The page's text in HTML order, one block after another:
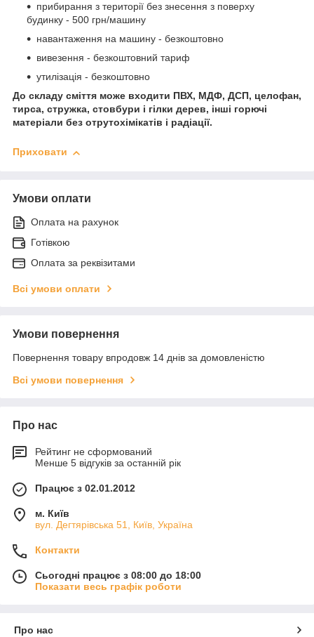
прибирання з території без знесення з поверху
будинку - 500 грн/машину
навантаження на машину - безкоштовно
вивезення - безкоштовний тариф
утилізація - безкоштовно
До складу сміття може входити ПВХ, МДФ, ДСП, целофан,
тирса, стружка, стовбури і гілки дерев, інші горючі
матеріали без отрутохімікатів і радіації.
Приховати
Умови оплати
Оплата на рахунок
Готівкою
Оплата за реквізитами
Всі умови оплати
Умови повернення
Повернення товару впродовж 14 днів за домовленістю
Всі умови повернення
Про нас
Рейтинг не сформований
Менше 5 відгуків за останній рік
Працює з 02.01.2012
м. Київ
вул. Дегтярівська 51, Київ, Україна
Контакти
Сьогодні працює з 08:00 до 18:00
Показати весь графік роботи
Про нас